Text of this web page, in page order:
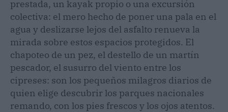
prestada, un kayak propio o una excursión
colectiva: el mero hecho de poner una pala en el
agua y deslizarse lejos del asfalto renueva la
mirada sobre estos espacios protegidos. El
chapoteo de un pez, el destello de un martín
pescador, el susurro del viento entre los
cipreses: son los pequeños milagros diarios de
quien elige descubrir los parques nacionales
remando, con los pies frescos y los ojos atentos.